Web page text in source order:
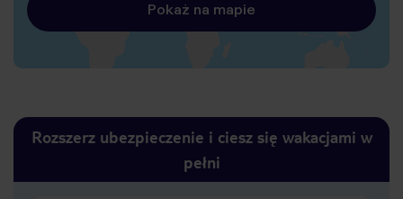
Pokaż na mapie
Rozszerz ubezpieczenie i ciesz się wakacjami w
pełni